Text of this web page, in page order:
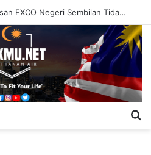
‘Dakwaan PH Sertai Barisan EXCO Negeri Sembilan Tidak Berasas’